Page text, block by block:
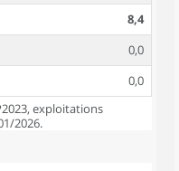
8,4
0,0
0,0
exploitations
2026.